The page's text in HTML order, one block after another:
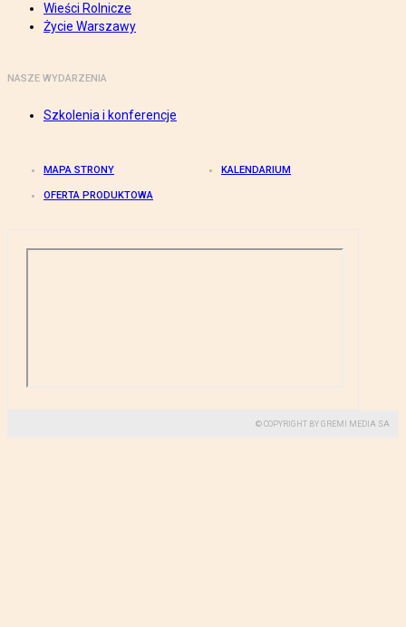
Wieści Rolnicze
Życie Warszawy
NASZE WYDARZENIA
Szkolenia i konferencje
MAPA STRONY KALENDARIUM
OFERTA PRODUKTOWA
© COPYRIGHT BY GREMI MEDIA SA